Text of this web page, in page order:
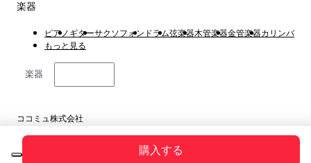
購入する
楽器
ピアノ ギターサクソフォン ドラム弦楽器木管楽器金管楽器カリンバ
もっと見る
楽器
ココミュ株式会社